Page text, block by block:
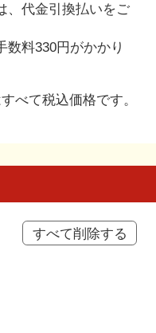
、代金引換払いをご
料330円がかかり
べて税込価格です。
すべて削除する